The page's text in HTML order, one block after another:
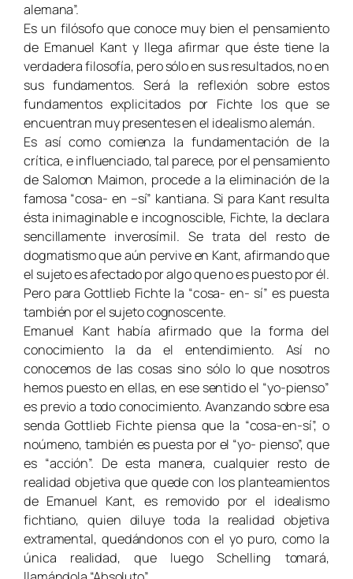
alemana”.
Es un filósofo que conoce muy bien el pensamiento
de Emanuel Kant y llega afirmar que éste tiene la
verdadera filosofía, pero sólo en sus resultados, no en
sus fundamentos. Será la reflexión sobre estos
fundamentos explicitados por Fichte los que se
encuentran muy presentes en el idealismo alemán.
Es así como comienza la fundamentación de la
crítica, e influenciado, tal parece, por el pensamiento
de Salomon Maimon, procede a la eliminación de la
famosa “cosa- en –sí” kantiana. Si para Kant resulta
ésta inimaginable e incognoscible, Fichte, la declara
sencillamente inverosímil. Se trata del resto de
dogmatismo que aún pervive en Kant, afirmando que
el sujeto es afectado por algo que no es puesto por él.
Pero para Gottlieb Fichte la “cosa- en- sí” es puesta
también por el sujeto cognoscente.
Emanuel Kant había afirmado que la forma del
conocimiento la da el entendimiento. Así no
conocemos de las cosas sino sólo lo que nosotros
hemos puesto en ellas, en ese sentido el “yo-pienso”
es previo a todo conocimiento. Avanzando sobre esa
senda Gottlieb Fichte piensa que la “cosa-en-sí”, o
noúmeno, también es puesta por el “yo- pienso”, que
es “acción”. De esta manera, cualquier resto de
realidad objetiva que quede con los planteamientos
de Emanuel Kant, es removido por el idealismo
fichtiano, quien diluye toda la realidad objetiva
extramental, quedándonos con el yo puro, como la
única realidad, que luego Schelling tomará,